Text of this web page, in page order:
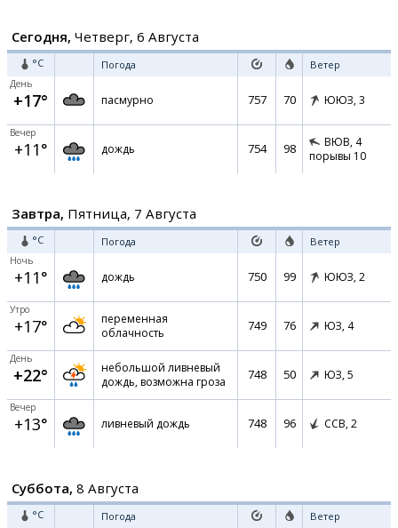
Сегодня, Четверг, 6 Августа
°C Погода Ветер
День
+17° пасмурно 757 70 ЮЮЗ, 3
Вечер
+11° дождь 754 98 ВЮВ, 4
порывы 10
Завтра, Пятница, 7 Августа
°C Погода Ветер
Ночь
+11° дождь 750 99 ЮЮЗ, 2
Утро
+17°
переменная
облачность
749 76 ЮЗ, 4
День
+22°
небольшой ливневый
дождь, возможна гроза
748 50 ЮЗ, 5
Вечер
+13° ливневый дождь 748 96 ССВ, 2
Суббота, 8 Августа
°C Погода Ветер